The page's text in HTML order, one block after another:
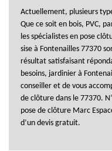
Actuellement, plusieurs
Que ce soit en bois, PVC,
les spécialistes en pose
sise à Fontenailles 77370
résultat satisfaisant
besoins, jardinier à
conseiller et de vous
de clôture dans le 77370.
pose de clôture Marc
d’un devis gratuit.